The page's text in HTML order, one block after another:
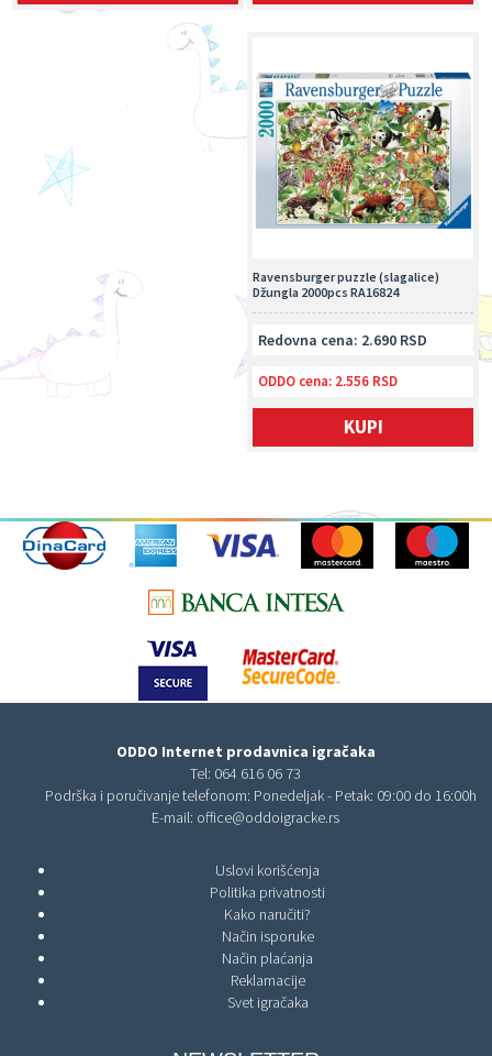
Ravensburger puzzle (slagalice)
Džungla 2000pcs RA16824
Redovna cena: 2.690 RSD
ODDO cena: 2.556 RSD
KUPI
ODDO Internet prodavnica igračaka
Tel: 064 616 06 73
Podrška i poručivanje telefonom: Ponedeljak - Petak: 09:00 do 16:00h
E-mail: office@oddoigracke.rs
Uslovi korišćenja
Politika privatnosti
Kako naručiti?
Način isporuke
Način plaćanja
Reklamacije
Svet igračaka